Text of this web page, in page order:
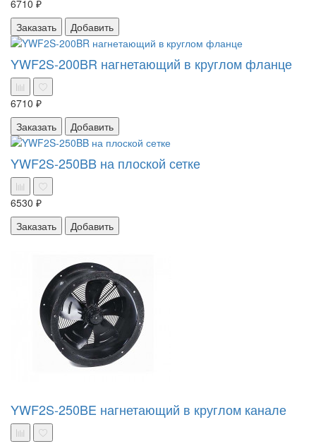
6710 ₽
Заказать
Добавить
YWF2S-200BR нагнетающий в круглом фланце
6710 ₽
Заказать
Добавить
YWF2S-250BB на плоской сетке
6530 ₽
Заказать
Добавить
YWF2S-250BE нагнетающий в круглом канале